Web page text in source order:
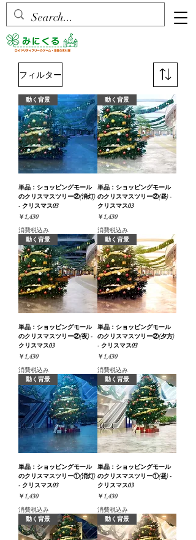
フィルター
動く背景
単品：ショッピングモール
のクリスマスツリー②(消灯)
- クリスマス03
価格
￥1,430
消費税込み
動く背景
単品：ショッピングモール
のクリスマスツリー②(昼) -
クリスマス03
価格
￥1,430
消費税込み
動く背景
単品：ショッピングモール
のクリスマスツリー②(夜) -
クリスマス03
価格
￥1,430
消費税込み
動く背景
単品：ショッピングモール
のクリスマスツリー②(夕方)
- クリスマス03
価格
￥1,430
消費税込み
動く背景
単品：ショッピングモール
のクリスマスツリー①(消灯)
- クリスマス03
価格
￥1,430
消費税込み
動く背景
単品：ショッピングモール
のクリスマスツリー①(昼) -
クリスマス03
価格
￥1,430
消費税込み
動く背景
動く背景